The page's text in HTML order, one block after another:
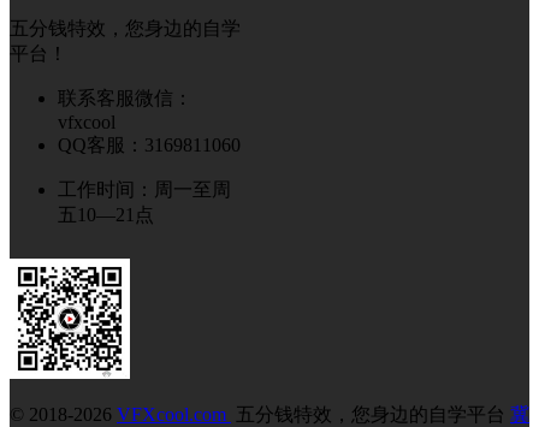
五分钱特效，您身边的自学
平台！
联系客服微信：
vfxcool
QQ客服：3169811060
工作时间：周一至周
五10—21点
© 2018-2026 VFXcool.com 五分钱特效，您身边的自学平台 冀